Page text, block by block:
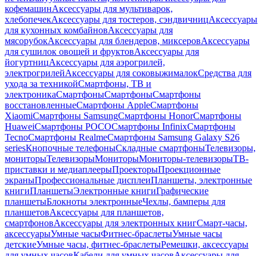
кофемашинАксессуары для мультиварок,
хлебопечекАксессуары для тостеров, сэндвичницАксессуары
для кухонных комбайновАксессуары для
мясорубокАксессуары для блендеров, миксеровАксессуары
для сушилок овощей и фруктовАксессуары для
йогуртницАксессуары для аэрогрилей,
электрогрилейАксессуары для соковыжималокСредства для
ухода за техникойСмартфоны, ТВ и
электроникаСмартфоныСмартфоныСмартфоны
восстановленныеСмартфоны AppleСмартфоны
XiaomiСмартфоны SamsungСмартфоны HonorСмартфоны
HuaweiСмартфоны POCOСмартфоны InfinixСмартфоны
TecnoСмартфоны RealmeСмартфоны Samsung Galaxy S26
seriesКнопочные телефоныСкладные смартфоныТелевизоры,
мониторыТелевизорыМониторыМониторы-телевизорыТВ-
приставки и медиаплеерыПроекторыПроекционные
экраныПрофессиональные дисплеиПланшеты, электронные
книгиПланшетыЭлектронные книгиГрафические
планшетыБлокноты электронныеЧехлы, бамперы для
планшетовАксессуары для планшетов,
смартфоновАксессуары для электронных книгСмарт-часы,
аксессуарыУмные часыФитнес-браслетыУмные часы
детскиеУмные часы, фитнес-браслетыРемешки, аксессуары